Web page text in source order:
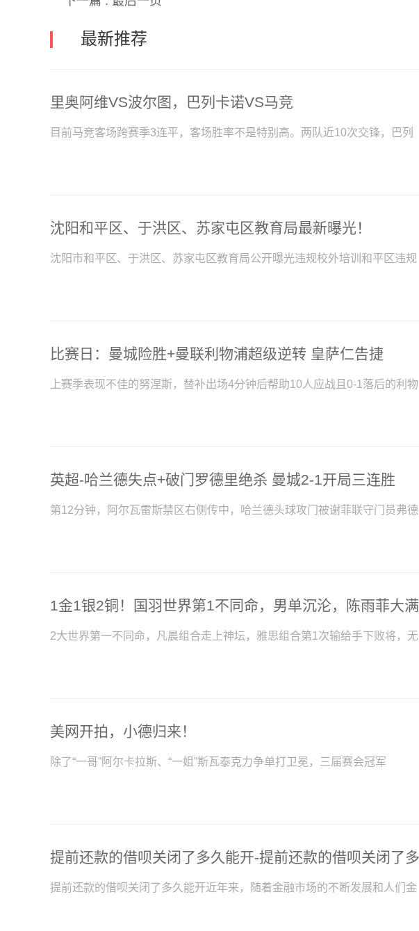
最新推荐
里奥阿维VS波尔图，巴列卡诺VS马竞
目前马竞客场跨赛季3连平，客场胜率不是特别高。两队近10次交锋，巴列
沈阳和平区、于洪区、苏家屯区教育局最新曝光！
沈阳市和平区、于洪区、苏家屯区教育局公开曝光违规校外培训和平区违规
比赛日：曼城险胜+曼联利物浦超级逆转 皇萨仁告捷
上赛季表现不佳的努涅斯，替补出场4分钟后帮助10人应战且0-1落后的利物
英超-哈兰德失点+破门罗德里绝杀 曼城2-1开局三连胜
第12分钟，阿尔瓦雷斯禁区右侧传中，哈兰德头球攻门被谢菲联守门员弗德
2大世界第一不同命，凡晨组合走上神坛，雅思组合第1次输给手下败将，无
美网开拍，小德归来！
除了“一哥”阿尔卡拉斯、“一姐”斯瓦泰克力争单打卫冕，三届赛会冠军
提前还款的借呗关闭了多久能开近年来，随着金融市场的不断发展和人们金